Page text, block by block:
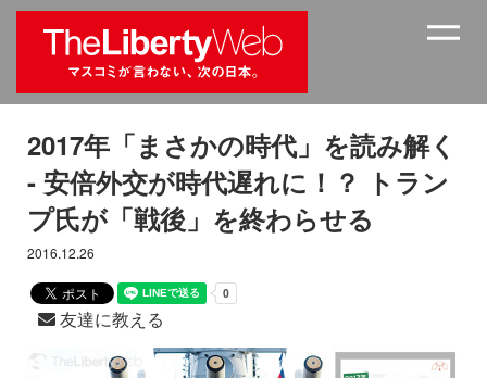
2017年「まさかの時代」を読み解く
- 安倍外交が時代遅れに！？ トラン
プ氏が「戦後」を終わらせる
2016.12.26
友達に教える